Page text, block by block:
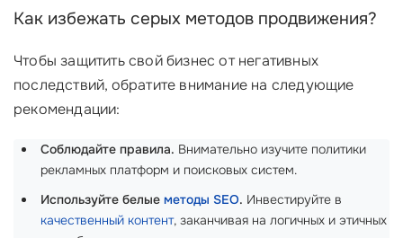
Как избежать серых методов продвижения?
Чтобы защитить свой бизнес от негативных
последствий, обратите внимание на следующие
рекомендации:
Соблюдайте правила. Внимательно изучите политики
рекламных платформ и поисковых систем.
Используйте белые методы SEO. Инвестируйте в
качественный контент, заканчивая на логичных и этичных